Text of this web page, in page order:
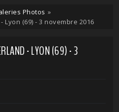
Photos »
Lyon (69) - 3 novembre 2016
- LYON (69) - 3